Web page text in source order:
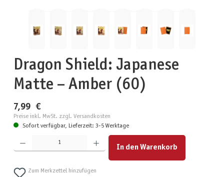
Dragon Shield: Japanese
Matte – Amber (60)
7,99 €
Preise inkl. MwSt. zzgl. Versandkosten
Sofort verfügbar, Lieferzeit: 3-5 Werktage
Produkt Anzahl: Gib den gewünschten Wert ein oder benutze die Schaltflächen um die Anzahl zu
In den Warenkorb
Zum Merkzettel hinzufügen